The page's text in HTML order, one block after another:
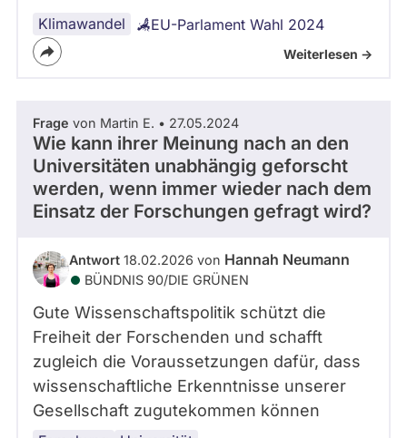
Klimawandel EU-Parlament Wahl 2024
Weiterlesen ->
Frage von Martin E. • 27.05.2024
Wie kann ihrer Meinung nach an den
Universitäten unabhängig geforscht
werden, wenn immer wieder nach dem
Einsatz der Forschungen gefragt wird?
Antwort 18.02.2026 von Hannah Neumann
BÜNDNIS 90/­DIE GRÜNEN
Gute Wissenschaftspolitik schützt die
Freiheit der Forschenden und schafft
zugleich die Voraussetzungen dafür, dass
wissenschaftliche Erkenntnisse unserer
Gesellschaft zugutekommen können